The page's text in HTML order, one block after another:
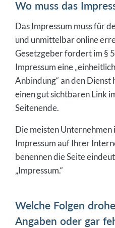
Wo muss das
Das Impressum muss für
und unmittelbar online
Gesetzgeber fordert im §
Impressum eine
Anbindung“ an den Dienst
einen gut sichtbaren Link
Seitenende.
Die meisten
Impressum auf Ihrer
benennen die Seite
„Impressum.“
Welche Folgen
Angaben oder gar